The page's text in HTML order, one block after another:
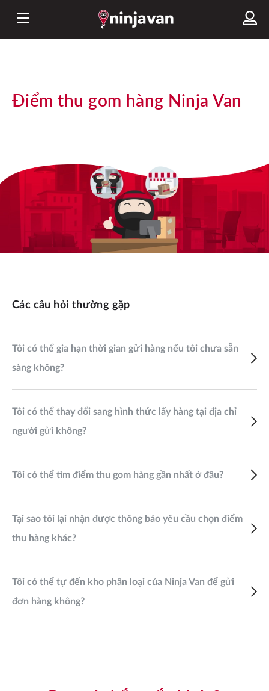
Điểm thu gom hàng Ninja Van
Các câu hỏi thường gặp
Tôi có thể gia hạn thời gian gửi hàng nếu tôi chưa sẵn
sàng không?
Tôi có thể thay đổi sang hình thức lấy hàng tại địa chỉ
người gửi không?
Tôi có thể tìm điểm thu gom hàng gần nhất ở đâu?
Tại sao tôi lại nhận được thông báo yêu cầu chọn điểm
thu hàng khác?
Tôi có thể tự đến kho phân loại của Ninja Van để gửi
đơn hàng không?